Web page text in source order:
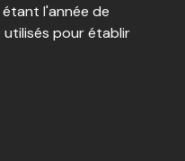
étant l'année de
utilisés pour établir